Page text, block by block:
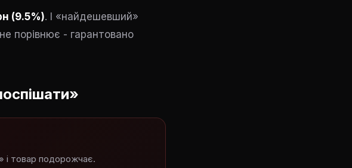
(9.5%). І «найдешевший»
порівнює - гарантовано
і товар подорожчає.